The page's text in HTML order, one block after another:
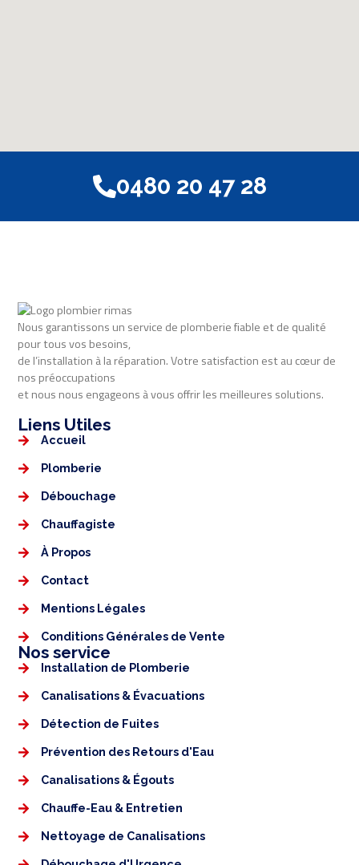
0480 20 47 28
Nous garantissons un service de plomberie fiable et de qualité
pour tous vos besoins,
de l’installation à la réparation. Votre satisfaction est au cœur de
nos préoccupations
et nous nous engageons à vous offrir les meilleures solutions.
Liens Utiles​​
Accueil
Plomberie
Débouchage
Chauffagiste
À Propos
Contact
Mentions Légales​
Conditions Générales de Vente
Nos service
Installation de Plomberie
Canalisations & Évacuations
Détection de Fuites
Prévention des Retours d'Eau
Canalisations & Égouts
Chauffe-Eau & Entretien
Nettoyage de Canalisations